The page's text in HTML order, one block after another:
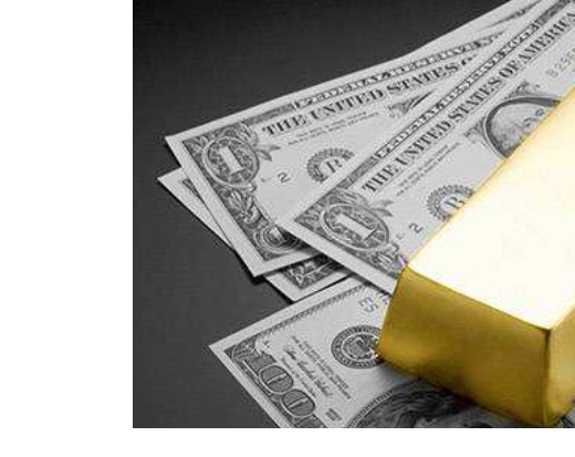
最大杠杆
500美元
最低入金
200倍
最大杠杆
50美元
最低入金
100倍